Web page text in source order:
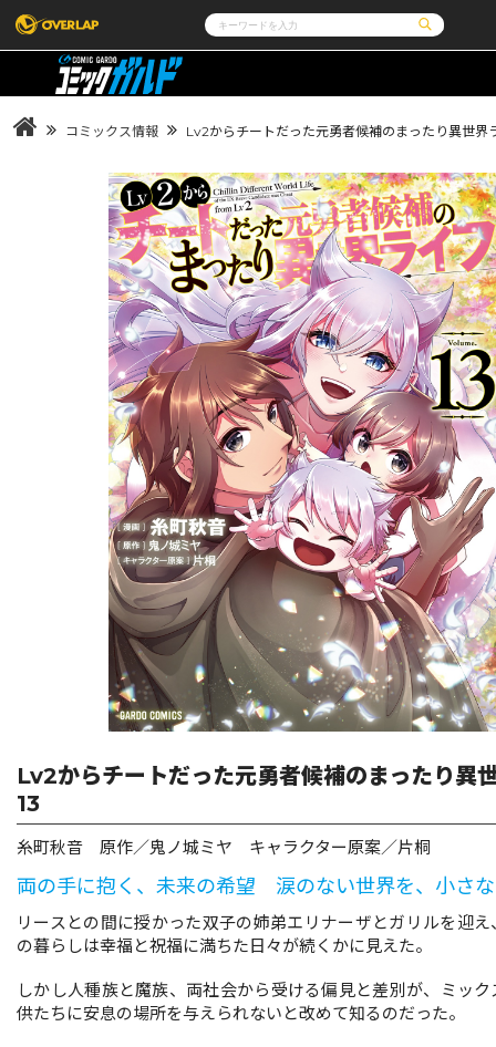
コミック
LiQulle
ライトノベル
ノベルスf
ロサージュノベルス
ポケットモンスター
アニメ
ゲーム
オーバーラップ広報室
企業
会社概要
採用情報
アクセス
オーバーラップホールディングス
お問い合わせはこち
オーバーラップ文庫 オーバーラップノベルス
オーバーラップノベルスf ロサージュノベルス
コミックガルド コミッククリエ
リキューレ コミックパルフェ
コミックエッセイ
閉じる
コミックス情報 Lv2からチートだった元勇者候補のまったり異世界
Lv2からチートだった元勇者候補のまったり異
13
糸町秋音 原作／鬼ノ城ミヤ キャラクター原案／片桐
両の手に抱く、未来の希望 涙のない世界を、小さ
リースとの間に授かった双子の姉弟エリナーザとガリルを迎
の暮らしは幸福と祝福に満ちた日々が続くかに見えた。
しかし人種族と魔族、両社会から受ける偏見と差別が、ミッ
供たちに安息の場所を与えられないと改めて知るのだった。